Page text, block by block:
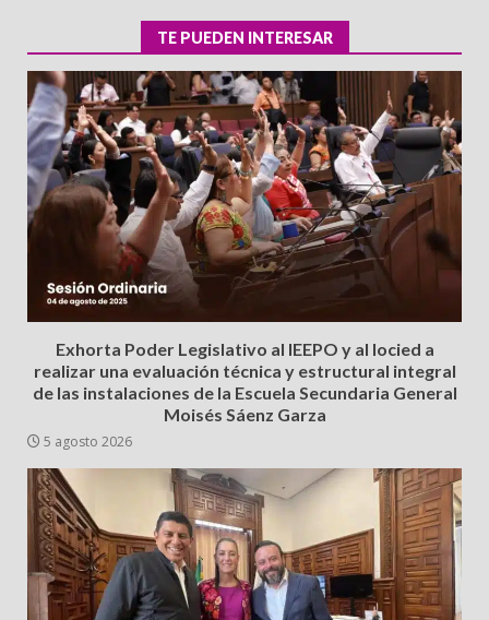
TE PUEDEN INTERESAR
Exhorta Poder Legislativo al IEEPO y al Iocied a
realizar una evaluación técnica y estructural integral
de las instalaciones de la Escuela Secundaria General
Moisés Sáenz Garza
5 agosto 2026